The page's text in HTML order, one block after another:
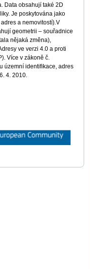
Data obsahují také 2D
Je poskytována jako
a nemovitostí).V
geometrii – souřadnice
nějaká změna),
ve verzi 4.0 a proti
Více v zákoně č.
územní identifikace, adres
4. 2010.